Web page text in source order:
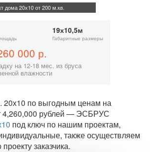
дома 20х10 от 200 м.кв.
19х10,5м
Габаритные размеры
000 р.
на 12-18 мес. из бруса
влажности
20х10 по выгодным ценам на
4,260,000 рублей — ЭСБРУС
под ключ по нашим проектам,
также осуществляем
заказчика.